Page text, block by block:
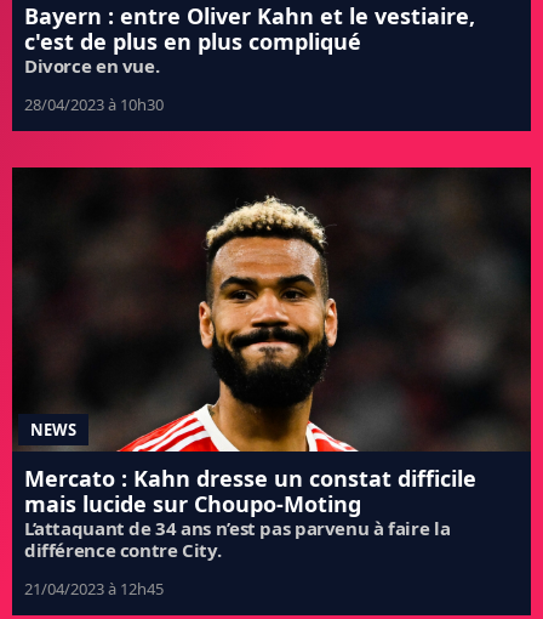
Bayern : entre Oliver Kahn et le vestiaire,
c'est de plus en plus compliqué
Divorce en vue.
28/04/2023 à 10h30
NEWS
Mercato : Kahn dresse un constat difficile
mais lucide sur Choupo-Moting
L’attaquant de 34 ans n’est pas parvenu à faire la
différence contre City.
21/04/2023 à 12h45